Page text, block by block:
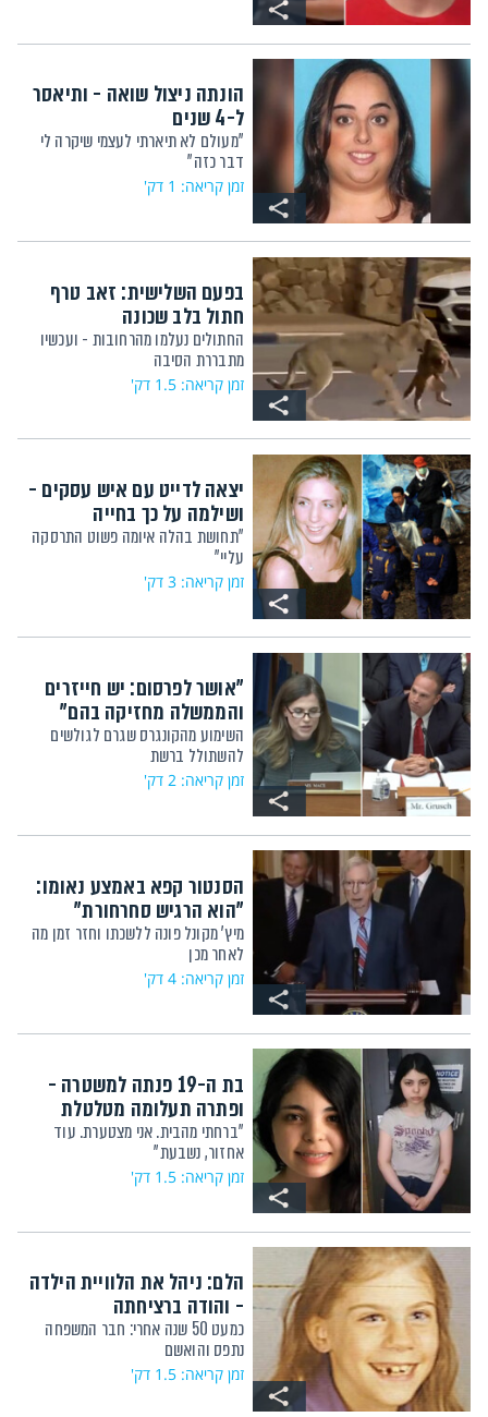
הונתה ניצול שואה - ותיאסר
ל-4 שנים
"מעולם לא תיארתי לעצמי שיקרה לי
דבר כזה"
זמן קריאה: 1 דק'
בפעם השלישית: זאב טרף
חתול בלב שכונה
החתולים נעלמו מהרחובות - ועכשיו
מתבררת הסיבה
זמן קריאה: 1.5 דק'
יצאה לדייט עם איש עסקים -
ושילמה על כך בחייה
"תחושת בהלה איומה פשוט התרסקה
עליי"
זמן קריאה: 3 דק'
"אושר לפרסום: יש חייזרים
והממשלה מחזיקה בהם"
השימוע מהקונגרס שגרם לגולשים
להשתולל ברשת
זמן קריאה: 2 דק'
הסנטור קפא באמצע נאומו:
"הוא הרגיש סחרחורת"
מיץ' מקונל פונה ללשכתו וחזר זמן מה
לאחר מכן
זמן קריאה: 4 דק'
בת ה-19 פנתה למשטרה -
ופתרה תעלומה מטלטלת
"ברחתי מהבית. אני מצטערת. עוד
אחזור, נשבעת"
זמן קריאה: 1.5 דק'
הלם: ניהל את הלוויית הילדה
- והודה ברציחתה
כמעט 50 שנה אחרי: חבר המשפחה
נתפס והואשם
זמן קריאה: 1.5 דק'